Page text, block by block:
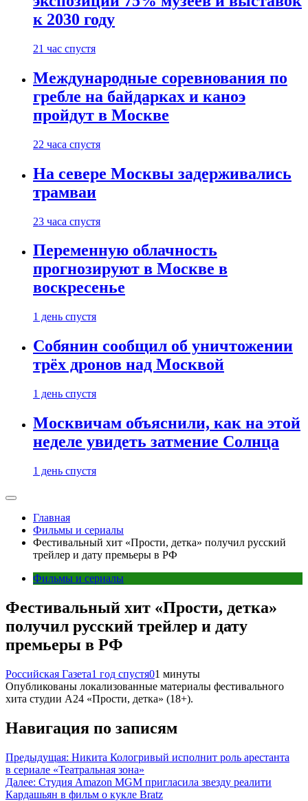
к 2030 году
21 час спустя
Международные соревнования по
гребле на байдарках и каноэ
пройдут в Москве
22 часа спустя
На севере Москвы задерживались
трамваи
23 часа спустя
Переменную облачность
прогнозируют в Москве в
воскресенье
1 день спустя
Собянин сообщил об уничтожении
трёх дронов над Москвой
1 день спустя
Москвичам объяснили, как на этой
неделе увидеть затмение Солнца
1 день спустя
Главная
Фильмы и сериалы
Фестивальный хит «Прости, детка» получил русский
трейлер и дату премьеры в РФ
Фильмы и сериалы
Фестивальный хит «Прости, детка»
получил русский трейлер и дату
премьеры в РФ
Российская Газета1 год спустя01 минуты
Опубликованы локализованные материалы фестивального
хита студии A24 «Прости, детка» (18+).
Навигация по записям
Предыдущая: Никита Кологривый исполнит роль арестанта
в сериале «Театральная зона»
Далее: Студия Amazon MGM пригласила звезду реалити
Кардашьян в фильм о кукле Bratz